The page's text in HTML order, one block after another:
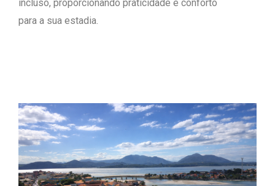
incluso, proporcionando praticidade e conforto
para a sua estadia.